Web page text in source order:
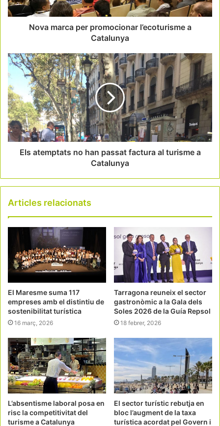
Nova marca per promocionar l’ecoturisme a
Catalunya
Els atemptats no han passat factura al turisme a
Catalunya
Articles relacionats
El Maresme suma 117
empreses amb el distintiu de
sostenibilitat turística
16 març, 2026
Tarragona reuneix el sector
gastronòmic a la Gala dels
Soles 2026 de la Guía Repsol
18 febrer, 2026
L’absentisme laboral posa en
risc la competitivitat del
turisme a Catalunya
El sector turístic rebutja en
bloc l’augment de la taxa
turística acordat pel Govern i